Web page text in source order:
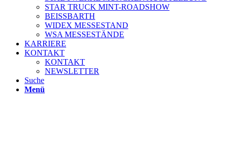
STAR TRUCK MINT-ROADSHOW
BEISSBARTH
WIDEX MESSESTAND
WSA MESSESTÄNDE
KARRIERE
KONTAKT
KONTAKT
NEWSLETTER
Suche
Menü